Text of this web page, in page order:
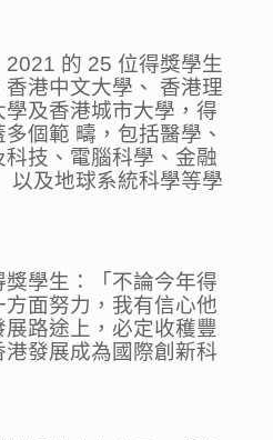
2021 的 25 位得獎學生
港中文大學、 香港理
及香港城市大學，得
個範 疇，包括醫學、
技、電腦科學、金融
以及地球系統科學等學
學生：「不論今年得
面努力，我有信心他
路途上，必定收穫豐
發展成為國際創新科